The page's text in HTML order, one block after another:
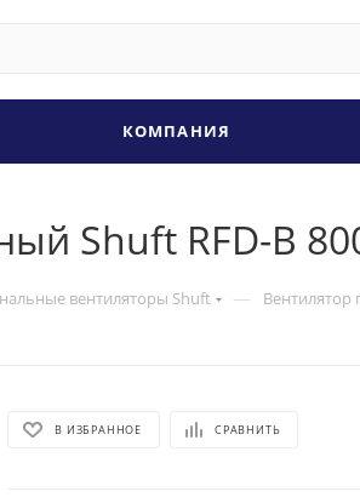
КОМПАНИЯ
Shuft RFD-B
вентиляторы Shuft — Вентилятор
В ИЗБРАННОЕ СРАВНИТЬ